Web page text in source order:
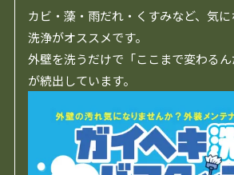
カビ・藻・雨だれ・くすみなど、気
洗浄がオススメです。
外壁を洗うだけで「ここまで変わる
が続出しています。